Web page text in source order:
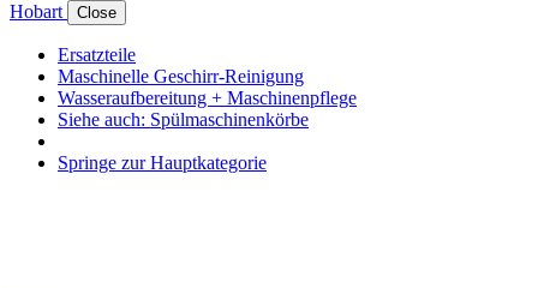
Hobart Close
Ersatzteile
Maschinelle Geschirr-Reinigung
Wasseraufbereitung + Maschinenpflege
Siehe auch: Spülmaschinenkörbe
Springe zur Hauptkategorie